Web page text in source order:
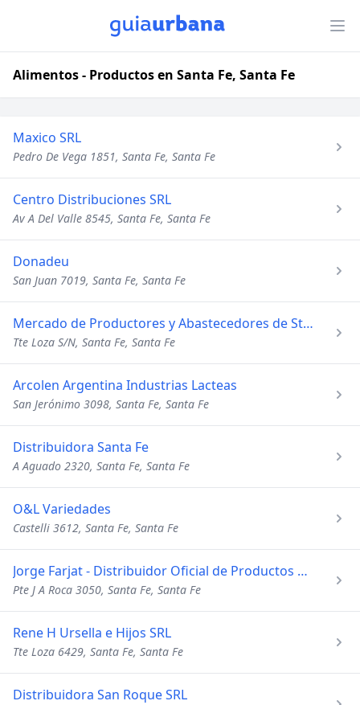
Alimentos - Productos en Santa Fe, Santa Fe
Maxico SRL
Pedro De Vega 1851, Santa Fe, Santa Fe
Centro Distribuciones SRL
Av A Del Valle 8545, Santa Fe, Santa Fe
Donadeu
San Juan 7019, Santa Fe, Santa Fe
Mercado de Productores y Abastecedores de Sta Fe SA
Tte Loza S/N, Santa Fe, Santa Fe
Arcolen Argentina Industrias Lacteas
San Jerónimo 3098, Santa Fe, Santa Fe
Distribuidora Santa Fe
A Aguado 2320, Santa Fe, Santa Fe
O&L Variedades
Castelli 3612, Santa Fe, Santa Fe
Jorge Farjat - Distribuidor Oficial de Productos Arcor
Pte J A Roca 3050, Santa Fe, Santa Fe
Rene H Ursella e Hijos SRL
Tte Loza 6429, Santa Fe, Santa Fe
Distribuidora San Roque SRL